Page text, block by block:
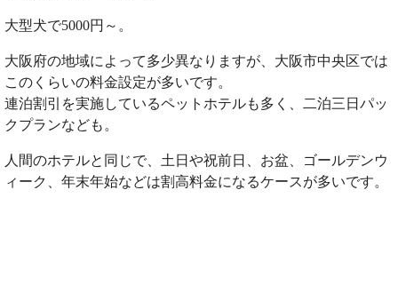
大型犬で5000円～。
大阪府の地域によって多少異なりますが、大阪市中央区では
このくらいの料金設定が多いです。
連泊割引を実施しているペットホテルも多く、二泊三日パッ
クプランなども。
人間のホテルと同じで、土日や祝前日、お盆、ゴールデンウ
ィーク、年末年始などは割高料金になるケースが多いです。